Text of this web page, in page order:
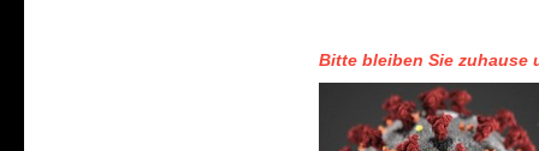
Bitte bleiben Sie zuhause